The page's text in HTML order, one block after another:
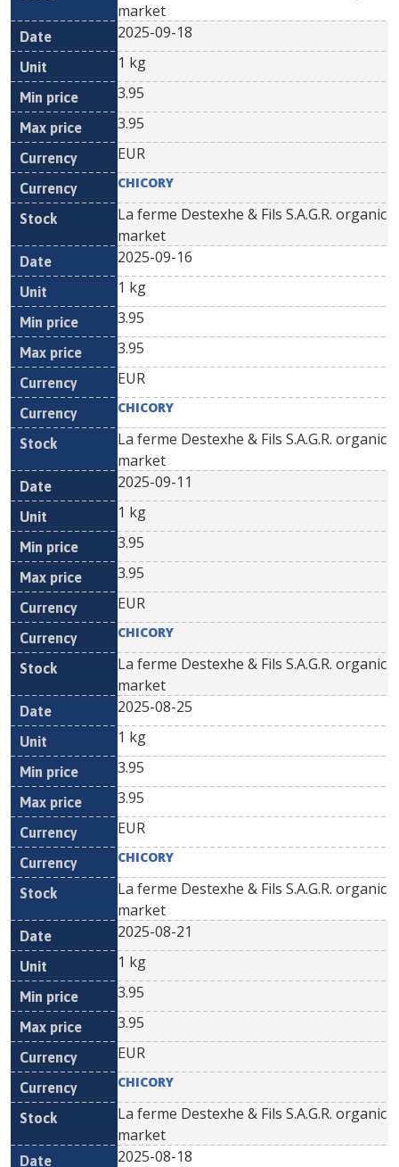
market
2025-09-18
1 kg
3.95
3.95
EUR
CHICORY
La ferme Destexhe & Fils S.A.G.R. organic
market
2025-09-16
1 kg
3.95
3.95
EUR
CHICORY
La ferme Destexhe & Fils S.A.G.R. organic
market
2025-09-11
1 kg
3.95
3.95
EUR
CHICORY
La ferme Destexhe & Fils S.A.G.R. organic
market
2025-08-25
1 kg
3.95
3.95
EUR
CHICORY
La ferme Destexhe & Fils S.A.G.R. organic
market
2025-08-21
1 kg
3.95
3.95
EUR
CHICORY
La ferme Destexhe & Fils S.A.G.R. organic
market
2025-08-18